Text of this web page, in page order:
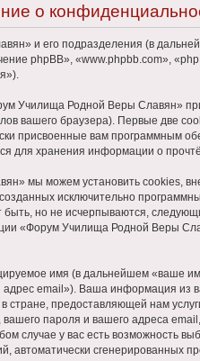
о
и его подразделения (в
phpBB», «www.phpbb.com»,
Училища Родной Веры Славян»
вашего браузера). Первые две
присвоенные вам программным
для хранения информации о
мы можем установить cookies,
исключительно
но не исчерпываются,
«Форум Училища Родной Веры
имя (в дальнейшем «ваше
email»). Ваша информация
предоставляющей нам
пароля и вашего адреса
у вас есть возможность
автоматически сгенерированных